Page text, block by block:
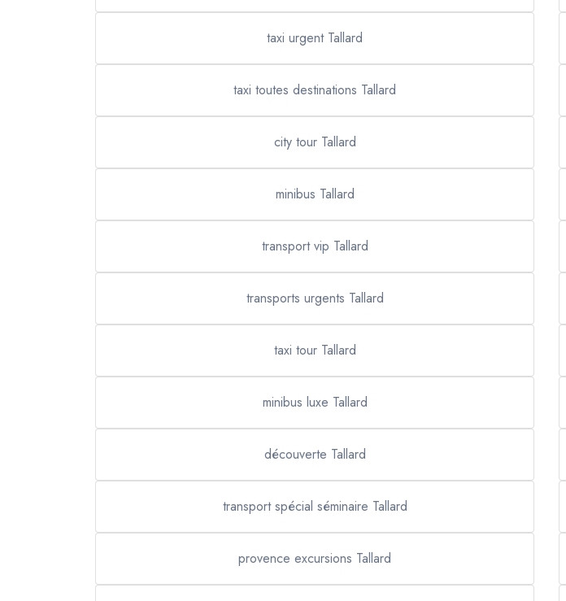
taxi urgent Tallard
taxi toutes destinations Tallard
city tour Tallard
minibus Tallard
transport vip Tallard
transports urgents Tallard
taxi tour Tallard
minibus luxe Tallard
découverte Tallard
transport spécial séminaire Tallard
provence excursions Tallard